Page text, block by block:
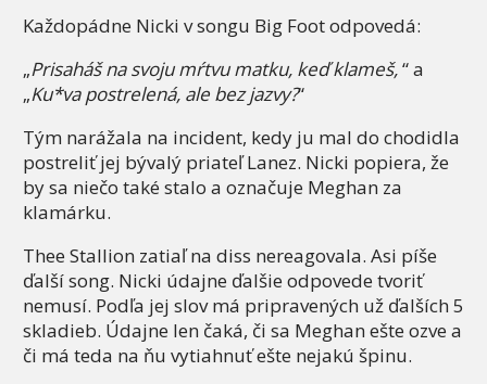
Každopádne Nicki v songu Big Foot odpovedá:
„Prisaháš na svoju mŕtvu matku, keď klameš,“ a
„Ku*va postrelená, ale bez jazvy?“
Tým narážala na incident, kedy ju mal do chodidla
postreliť jej bývalý priateľ Lanez. Nicki popiera, že
by sa niečo také stalo a označuje Meghan za
klamárku.
Thee Stallion zatiaľ na diss nereagovala. Asi píše
ďalší song. Nicki údajne ďalšie odpovede tvoriť
nemusí. Podľa jej slov má pripravených už ďalších 5
skladieb. Údajne len čaká, či sa Meghan ešte ozve a
či má teda na ňu vytiahnuť ešte nejakú špinu.